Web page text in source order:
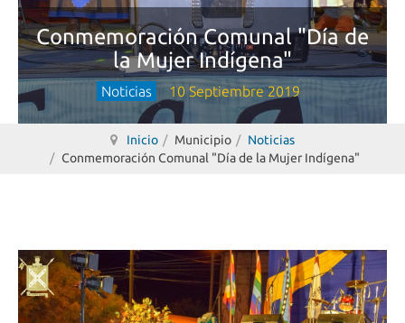
Inicio Municipio
Noticias
Conmemoración Comunal "Día de la Mujer Indígena"
Conmemoración Comunal "Día de
la Mujer Indígena"
Noticias 10 Septiembre 2019